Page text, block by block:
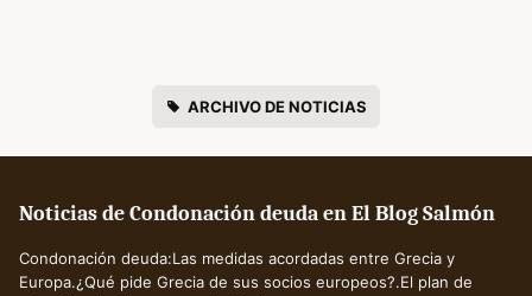
ARCHIVO DE NOTICIAS
Noticias de Condonación deuda en El Blog Salmón
Condonación deuda:Las medidas acordadas entre Grecia y
Europa.¿Qué pide Grecia de sus socios europeos?.El plan de